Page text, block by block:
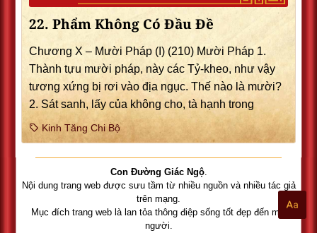
22. Phẩm Không Có Ðầu Ðề
Chương X – Mười Pháp (I) (210) Mười Pháp 1.
Thành tựu mười pháp, này các Tỷ-kheo, như vậy
tương xứng bị rơi vào địa ngục. Thế nào là mười?
2. Sát sanh, lấy của không cho, tà hạnh trong
Kinh Tăng Chi Bộ
Con Đường Giác Ngộ.
Nội dung trang web được sưu tầm từ nhiều nguồn và nhiều tác giả
trên mạng.
Mục đích trang web là lan tỏa thông điệp sống tốt đẹp đến mọi
người.